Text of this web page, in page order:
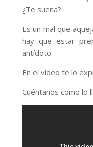
¿Te suena?
Es un mal que
hay que estar
antídoto.
En el vídeo te lo
Cuéntanos como lo